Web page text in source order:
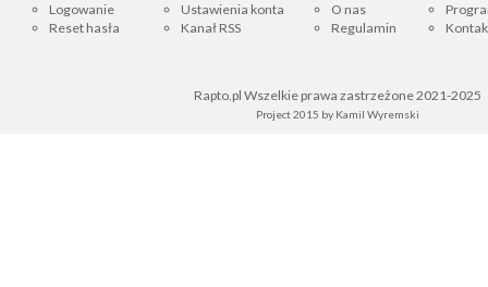
Logowanie
Reset hasła
Ustawienia konta
Kanał RSS
O nas
Regulamin
Rapto.pl Wszelkie prawa zastrzeżone 2021-2025
Project 2015 by Kamil Wyremski